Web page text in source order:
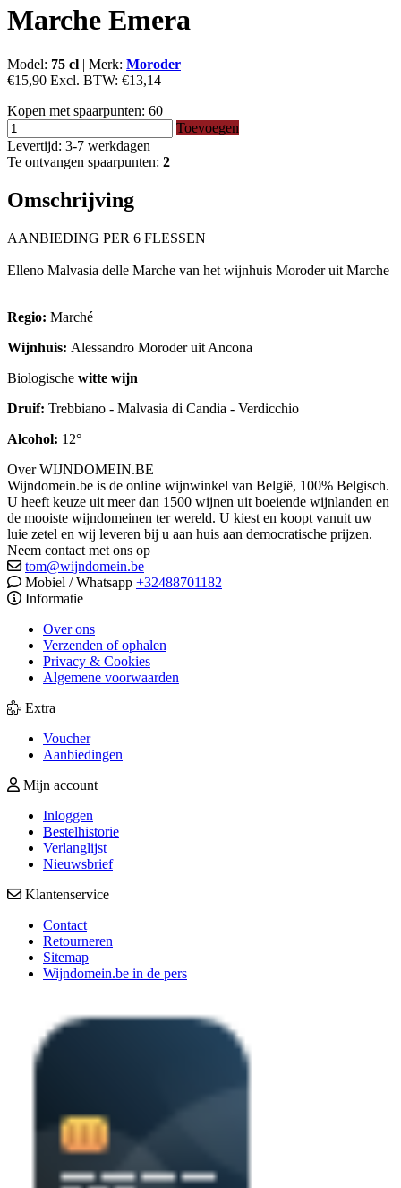
Marche Emera
Model: 75 cl | Merk: Moroder
€15,90 Excl. BTW: €13,14
Kopen met spaarpunten: 60
Toevoegen
Levertijd: 3-7 werkdagen
Te ontvangen spaarpunten: 2
Omschrijving
AANBIEDING PER 6 FLESSEN
Elleno Malvasia delle Marche van het wijnhuis Moroder uit Marche
Regio: Marché
Wijnhuis: Alessandro Moroder uit Ancona
Biologische witte wijn
Druif: Trebbiano - Malvasia di Candia - Verdicchio
Alcohol: 12°
Over WIJNDOMEIN.BE
Wijndomein.be is de online wijnwinkel van België, 100% Belgisch.
U heeft keuze uit meer dan 1500 wijnen uit boeiende wijnlanden en
de mooiste wijndomeinen ter wereld. U kiest en koopt vanuit uw
luie zetel en wij leveren bij u aan huis aan democratische prijzen.
Neem contact met ons op
tom@wijndomein.be
Mobiel / Whatsapp +32488701182
Informatie
Over ons
Verzenden of ophalen
Privacy & Cookies
Algemene voorwaarden
Extra
Voucher
Aanbiedingen
Mijn account
Inloggen
Bestelhistorie
Verlanglijst
Nieuwsbrief
Klantenservice
Contact
Retourneren
Sitemap
Wijndomein.be in de pers